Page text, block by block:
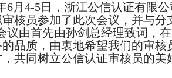
6月4-5日，浙江公信认证有限
核员参加了此次会议，并与分
议由首先由孙剑总经理致词，
品质，由衷地希望我们的审
共同树立公信认证审核员的美